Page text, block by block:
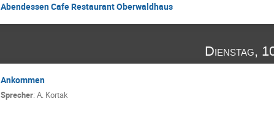
Abendessen Cafe Restaurant Oberwaldhaus
Dienstag,
Ankommen
Sprecher: A. Kortak